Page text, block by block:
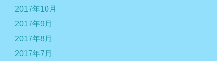
2017年10月
2017年9月
2017年8月
2017年7月